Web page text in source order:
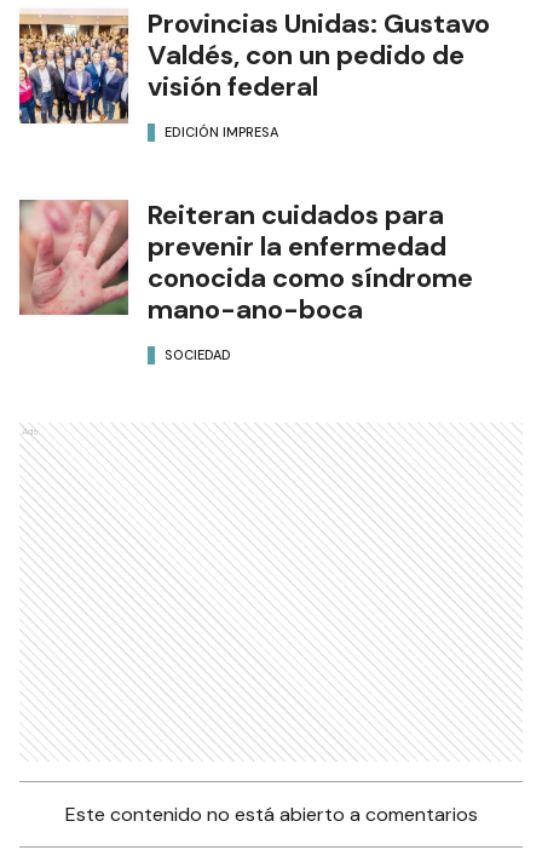
Provincias Unidas: Gustavo
Valdés, con un pedido de
visión federal
EDICIÓN IMPRESA
Reiteran cuidados para
prevenir la enfermedad
conocida como síndrome
mano-ano-boca
SOCIEDAD
Ads
Este contenido no está abierto a comentarios